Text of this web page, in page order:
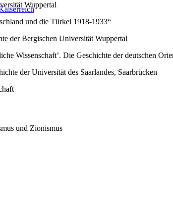
Wuppertal
und die Türkei 1918-1933“
der Bergischen Universität Wuppertal
Wissenschaft’. Die Geschichte der deutschen
der Universität des Saarlandes, Saarbrücken
und Zionismus